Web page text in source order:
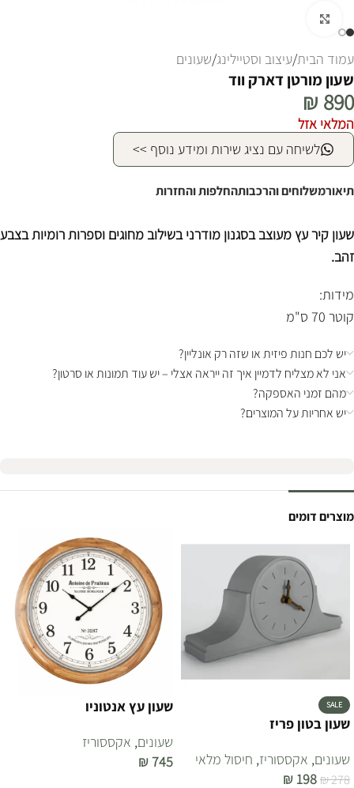
עמוד הבית/עיצוב וסטיילינג/שעונים
שעון מורטן דארק ווד
₪ 890
המלאי אזל
לשיחה עם נציג שירות ומידע נוסף >>
תיאורמשלוחים והרכבותהחלפות והחזרות
שעון קיר עץ מעוצב בסגנון מודרני בשילוב מחוגים וספרות רומיות בצבע
זהב.
מידות:
קוטר 70 ס"מ
יש לכם חנות פיזית או שזה רק אונליין?
אני לא מצליח לדמיין איך זה ייראה אצלי – יש עוד תמונות או סרטון?
מהם זמני האספקה?
יש אחריות על המוצרים?
מוצרים דומים
SALE
שעון בטון פריז
שעונים, אקססוריז, חיסול מלאי
₪278
₪ 198
שעון עץ אנטוניו
שעונים, אקססוריז
₪745